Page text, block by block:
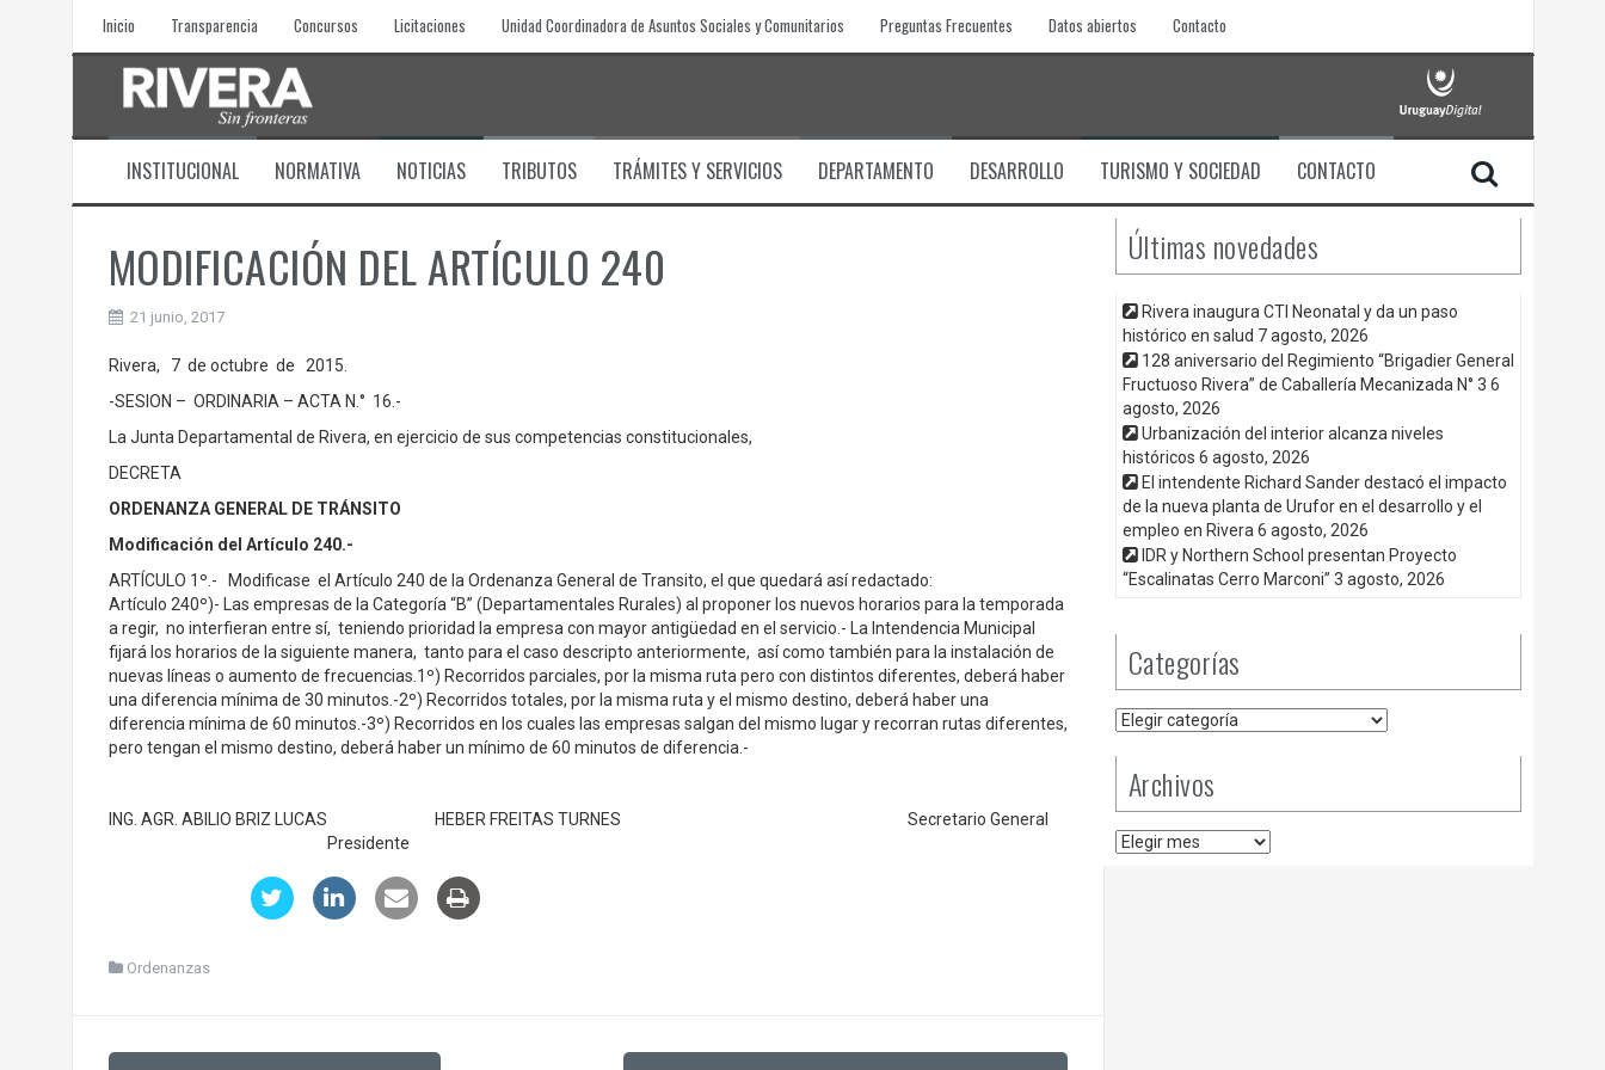
Inicio Transparencia Concursos Licitaciones Unidad Coordinadora de Asuntos Sociales y Comunitarios Preguntas Frecuentes Datos abiertos Contacto
INSTITUCIONAL NORMATIVA NOTICIAS TRIBUTOS TRÁMITES Y SERVICIOS DEPARTAMENTO DESARROLLO TURISMO Y SOCIEDAD CONTACTO
MODIFICACIÓN DEL ARTÍCULO 240
21 junio, 2017
Rivera, 7 de octubre de 2015.
-SESION – ORDINARIA – ACTA N.° 16.-
La Junta Departamental de Rivera, en ejercicio de sus competencias constitucionales,
DECRETA
ORDENANZA GENERAL DE TRÁNSITO
Modificación del Artículo 240.-
ARTÍCULO 1º.- Modificase el Artículo 240 de la Ordenanza General de Transito, el que quedará así redactado:
Artículo 240º)- Las empresas de la Categoría “B” (Departamentales Rurales) al proponer los nuevos horarios para la temporada
a regir, no interfieran entre sí, teniendo prioridad la empresa con mayor antigüedad en el servicio.- La Intendencia Municipal
fijará los horarios de la siguiente manera, tanto para el caso descripto anteriormente, así como también para la instalación de
nuevas líneas o aumento de frecuencias.1º) Recorridos parciales, por la misma ruta pero con distintos diferentes, deberá haber
una diferencia mínima de 30 minutos.-2º) Recorridos totales, por la misma ruta y el mismo destino, deberá haber una
diferencia mínima de 60 minutos.-3º) Recorridos en los cuales las empresas salgan del mismo lugar y recorran rutas diferentes,
pero tengan el mismo destino, deberá haber un mínimo de 60 minutos de diferencia.-
ING. AGR. ABILIO BRIZ LUCAS HEBER FREITAS TURNES Secretario General
Presidente
Ordenanzas
Últimas novedades
Rivera inaugura CTI Neonatal y da un paso
histórico en salud 7 agosto, 2026
128 aniversario del Regimiento “Brigadier General
Fructuoso Rivera” de Caballería Mecanizada N° 3 6
agosto, 2026
Urbanización del interior alcanza niveles
históricos 6 agosto, 2026
El intendente Richard Sander destacó el impacto
de la nueva planta de Urufor en el desarrollo y el
empleo en Rivera 6 agosto, 2026
IDR y Northern School presentan Proyecto
“Escalinatas Cerro Marconi” 3 agosto, 2026
Categorías
Categorías
Archivos
Archivos